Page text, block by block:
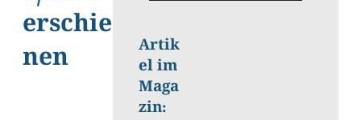
erschie
nen
Artik
el im
Maga
zin: